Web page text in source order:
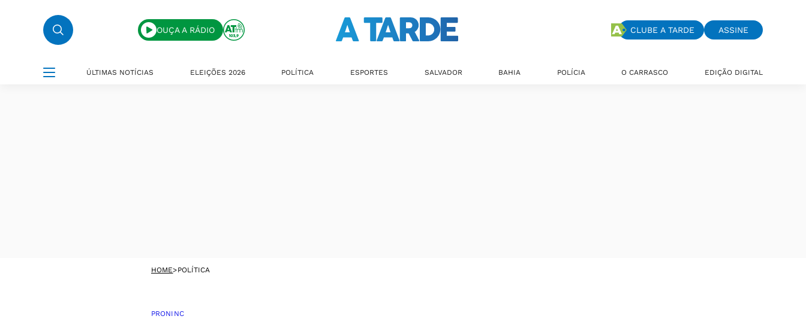
OUÇA A RÁDIO CLUBE A TARDE ASSINE
ÚLTIMAS NOTÍCIAS ELEIÇÕES 2026 POLÍTICA ESPORTES SALVADOR BAHIA POLÍCIA O CARRASCO EDIÇÃO DIGITAL
HOME>POLÍTICA
PRONINC